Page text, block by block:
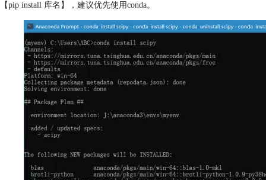
【pip install 库名】，建议优先使用conda。